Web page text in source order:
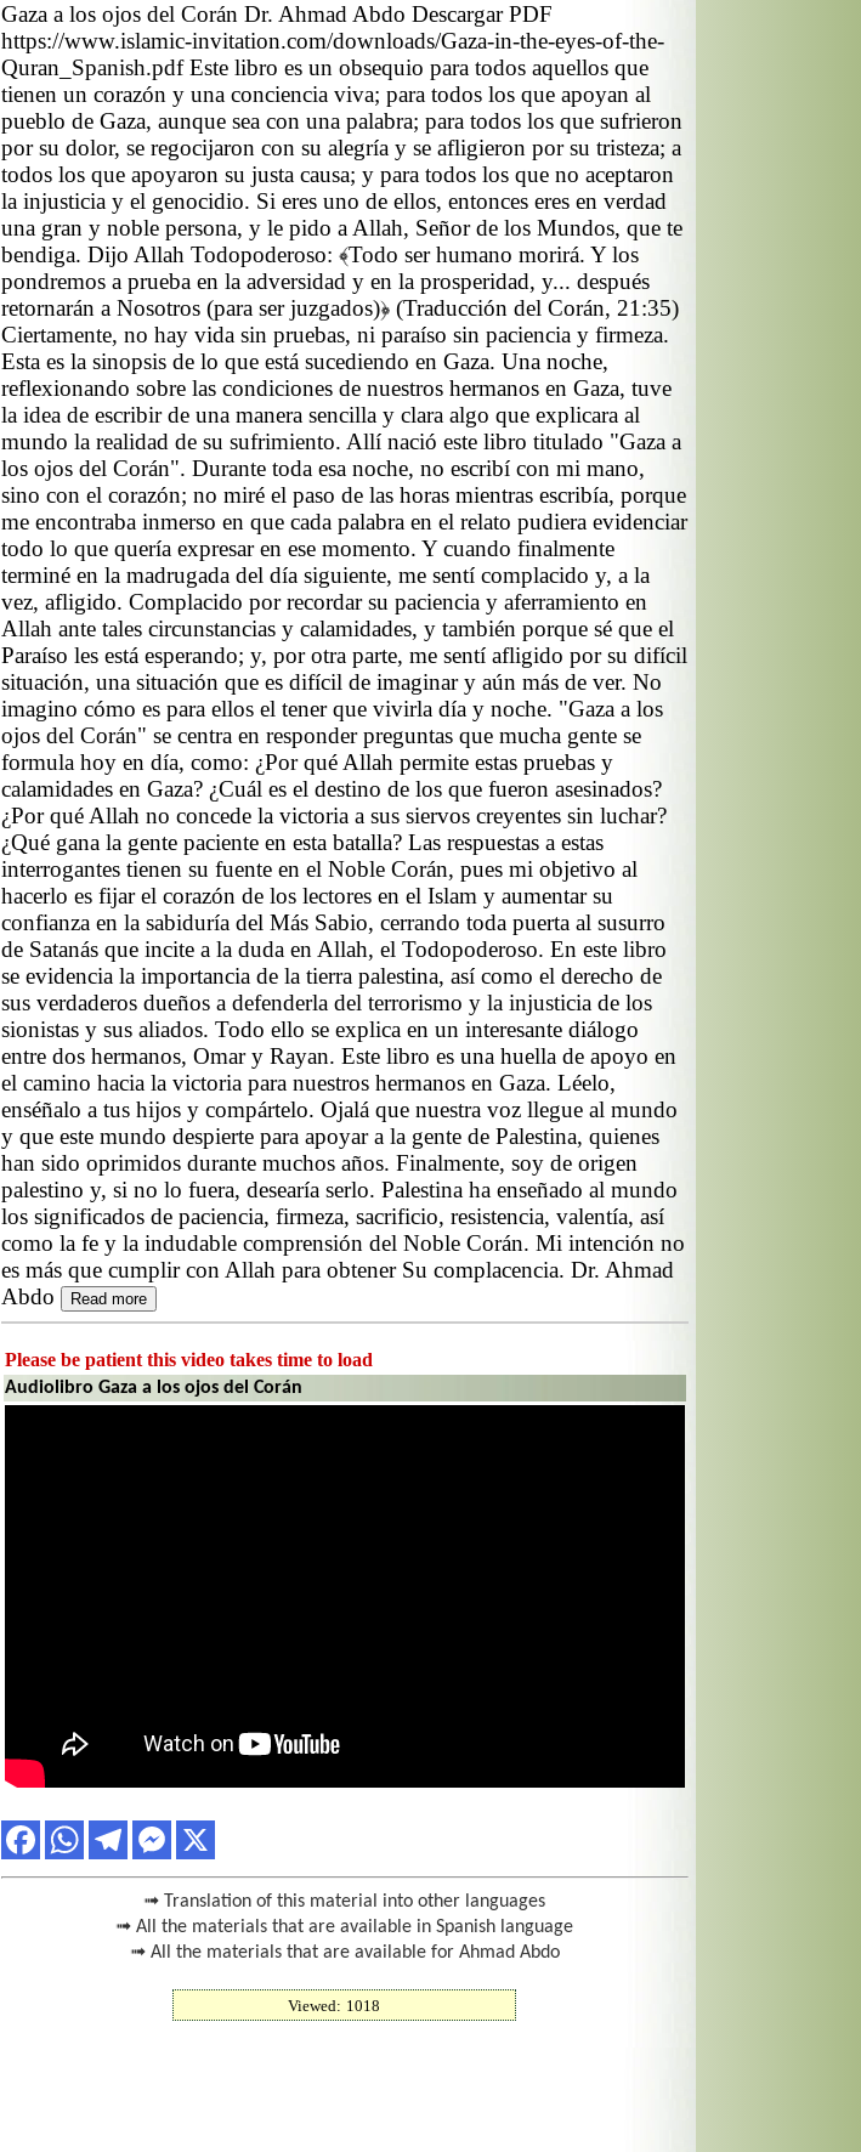
Gaza a los ojos del Corán Dr. Ahmad Abdo Descargar PDF
https://www.islamic-invitation.com/downloads/Gaza-in-the-eyes-of-the-
Quran_Spanish.pdf Este libro es un obsequio para todos aquellos que
tienen un corazón y una conciencia viva; para todos los que apoyan al
pueblo de Gaza, aunque sea con una palabra; para todos los que sufrieron
por su dolor, se regocijaron con su alegría y se afligieron por su tristeza; a
todos los que apoyaron su justa causa; y para todos los que no aceptaron
la injusticia y el genocidio. Si eres uno de ellos, entonces eres en verdad
una gran y noble persona, y le pido a Allah, Señor de los Mundos, que te
bendiga. Dijo Allah Todopoderoso: ﴾Todo ser humano morirá. Y los
pondremos a prueba en la adversidad y en la prosperidad, y... después
retornarán a Nosotros (para ser juzgados)﴿ (Traducción del Corán, 21:35)
Ciertamente, no hay vida sin pruebas, ni paraíso sin paciencia y firmeza.
Esta es la sinopsis de lo que está sucediendo en Gaza. Una noche,
reflexionando sobre las condiciones de nuestros hermanos en Gaza, tuve
la idea de escribir de una manera sencilla y clara algo que explicara al
mundo la realidad de su sufrimiento. Allí nació este libro titulado "Gaza a
los ojos del Corán". Durante toda esa noche, no escribí con mi mano,
sino con el corazón; no miré el paso de las horas mientras escribía, porque
me encontraba inmerso en que cada palabra en el relato pudiera evidenciar
todo lo que quería expresar en ese momento. Y cuando finalmente
terminé en la madrugada del día siguiente, me sentí complacido y, a la
vez, afligido. Complacido por recordar su paciencia y aferramiento en
Allah ante tales circunstancias y calamidades, y también porque sé que el
Paraíso les está esperando; y, por otra parte, me sentí afligido por su difícil
situación, una situación que es difícil de imaginar y aún más de ver. No
imagino cómo es para ellos el tener que vivirla día y noche. "Gaza a los
ojos del Corán" se centra en responder preguntas que mucha gente se
formula hoy en día, como: ¿Por qué Allah permite estas pruebas y
calamidades en Gaza? ¿Cuál es el destino de los que fueron asesinados?
¿Por qué Allah no concede la victoria a sus siervos creyentes sin luchar?
¿Qué gana la gente paciente en esta batalla? Las respuestas a estas
interrogantes tienen su fuente en el Noble Corán, pues mi objetivo al
hacerlo es fijar el corazón de los lectores en el Islam y aumentar su
confianza en la sabiduría del Más Sabio, cerrando toda puerta al susurro
de Satanás que incite a la duda en Allah, el Todopoderoso. En este libro
se evidencia la importancia de la tierra palestina, así como el derecho de
sus verdaderos dueños a defenderla del terrorismo y la injusticia de los
sionistas y sus aliados. Todo ello se explica en un interesante diálogo
entre dos hermanos, Omar y Rayan. Este libro es una huella de apoyo en
el camino hacia la victoria para nuestros hermanos en Gaza. Léelo,
enséñalo a tus hijos y compártelo. Ojalá que nuestra voz llegue al mundo
y que este mundo despierte para apoyar a la gente de Palestina, quienes
han sido oprimidos durante muchos años. Finalmente, soy de origen
palestino y, si no lo fuera, desearía serlo. Palestina ha enseñado al mundo
los significados de paciencia, firmeza, sacrificio, resistencia, valentía, así
como la fe y la indudable comprensión del Noble Corán. Mi intención no
es más que cumplir con Allah para obtener Su complacencia. Dr. Ahmad
Abdo
Read more
Please be patient this video takes time to load
Audiolibro Gaza a los ojos del Corán
➟ Translation of this material into other languages
➟ All the materials that are available in Spanish language
➟ All the materials that are available for Ahmad Abdo
Viewed: 1018